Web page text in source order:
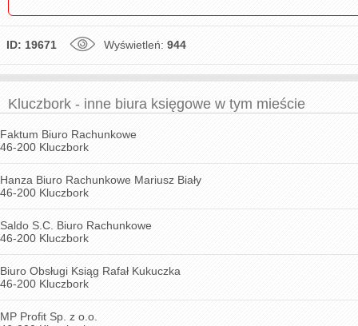
ID: 19671 Wyświetleń: 944
Kluczbork - inne biura księgowe w tym mieście
Faktum Biuro Rachunkowe
46-200 Kluczbork
Hanza Biuro Rachunkowe Mariusz Biały
46-200 Kluczbork
Saldo S.C. Biuro Rachunkowe
46-200 Kluczbork
Biuro Obsługi Ksiąg Rafał Kukuczka
46-200 Kluczbork
MP Profit Sp. z o.o.